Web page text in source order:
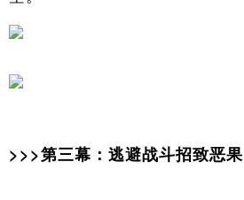
>>>第三幕：逃避战斗招致恶果